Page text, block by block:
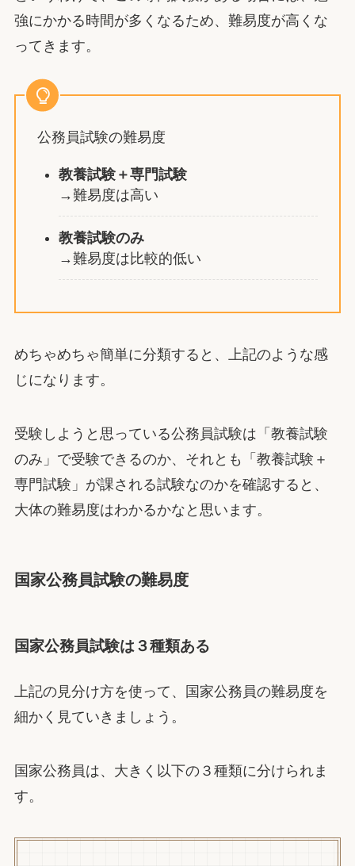
強にかかる時間が多くなるため、難易度が高くな
ってきます。
公務員試験の難易度
教養試験＋専門試験
→難易度は高い
教養試験のみ
→難易度は比較的低い
めちゃめちゃ簡単に分類すると、上記のような感
じになります。
受験しようと思っている公務員試験は「教養試験
のみ」で受験できるのか、それとも「教養試験＋
専門試験」が課される試験なのかを確認すると、
大体の難易度はわかるかなと思います。
国家公務員試験の難易度
国家公務員試験は３種類ある
上記の見分け方を使って、国家公務員の難易度を
細かく見ていきましょう。
国家公務員は、大きく以下の３種類に分けられま
す。